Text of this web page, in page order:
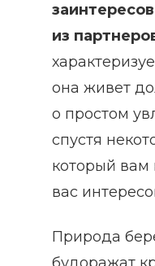
из
она живет
о простом
спустя
который вам
вас
Природа